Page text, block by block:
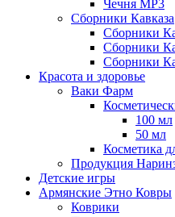
Чечня MP3
Сборники Кавказа
Сборники
Сборники
Сборники
Красота и здоровье
Ваки Фарм
100 мл
50 мл
Косметика
Продукция
Детские игры
Армянские Этно Ковры
Коврики